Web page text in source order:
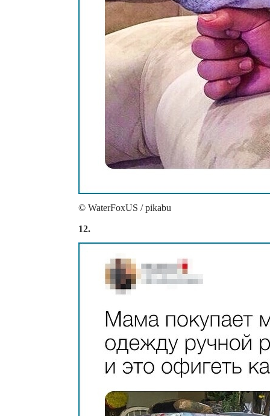
© WaterFoxUS / pikabu
12.